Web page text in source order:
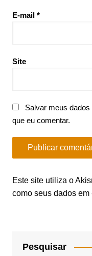
E-mail *
Site
Salvar meus
que eu comentar.
Este site utiliza o
como seus dados
Pesquisar